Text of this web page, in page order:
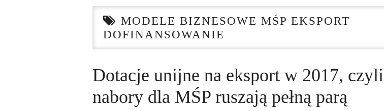
MODELE BIZNESOWE MŚP EKSPORT
DOFINANSOWANIE
Dotacje unijne na eksport w 2017, czyli
nabory dla MŚP ruszają pełną parą